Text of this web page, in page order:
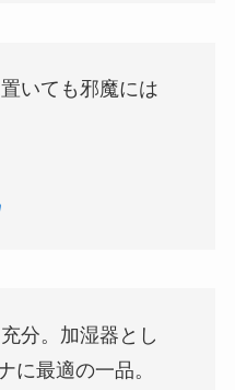
いても邪魔には
分。加湿器とし
に最適の一品。